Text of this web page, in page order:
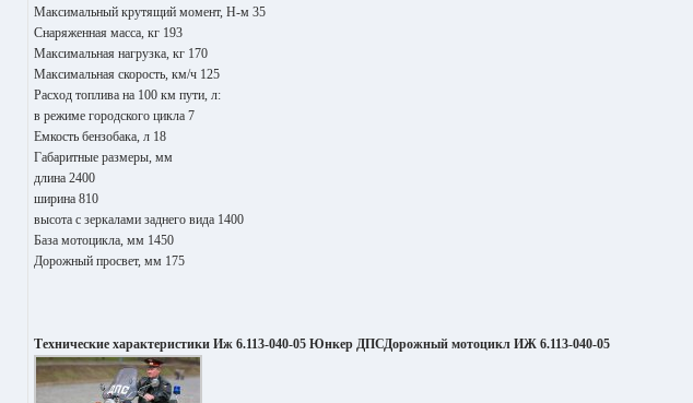
Максимальный крутящий момент, Н-м 35
Снаряженная масса, кг 193
Максимальная нагрузка, кг 170
Максимальная скорость, км/ч 125
Расход топлива на 100 км пути, л:
в режиме городского цикла 7
Емкость бензобака, л 18
Габаритные размеры, мм
длина 2400
ширина 810
высота с зеркалами заднего вида 1400
База мотоцикла, мм 1450
Дорожный просвет, мм 175
Технические характеристики Иж 6.113-040-05 Юнкер ДПСДорожный мотоцикл ИЖ 6.113-040-05